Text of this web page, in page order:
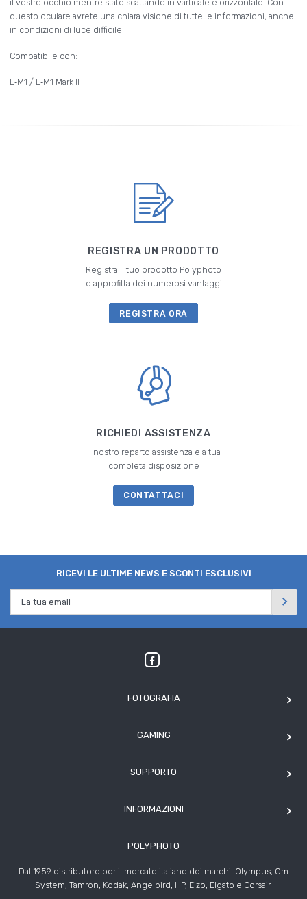
il vostro occhio mentre state scattando in varticale e orizzontale. Con
questo oculare avrete una chiara visione di tutte le informazioni, anche
in condizioni di luce difficile.
Compatibile con:
E‑M1 / E‑M1 Mark II
REGISTRA UN PRODOTTO
Registra il tuo prodotto Polyphoto
e approfitta dei numerosi vantaggi
REGISTRA ORA
RICHIEDI ASSISTENZA
Il nostro reparto assistenza è a tua
completa disposizione
CONTATTACI
RICEVI LE ULTIME NEWS E SCONTI ESCLUSIVI
POLYPHOTO
Dal 1959 distributore per il mercato italiano dei marchi: Olympus, Om
System, Tamron, Kodak, Angelbird, HP, Eizo, Elgato e Corsair.
FOTOGRAFIA
Angelbird
HP
GAMING
Arcade1Up
SUPPORTO
Condizioni di vendita
INFORMAZIONI